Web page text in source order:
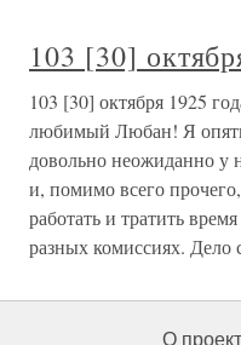
103 [30]
103 [30] октября 1925
любимый Любан! Я
довольно неожиданно у
и, помимо всего
работать и тратить
разных комиссиях. Дело
О